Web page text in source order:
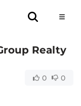
Realty
0 0